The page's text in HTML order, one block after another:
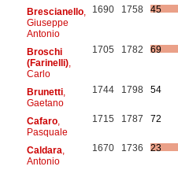
Brescianello,
Giuseppe
Antonio
1690 1758 45
Broschi
(Farinelli),
Carlo
1705 1782 69
Brunetti,
Gaetano
1744 1798 54
Cafaro,
Pasquale
1715 1787 72
Caldara
Antonio
1670 1736 23